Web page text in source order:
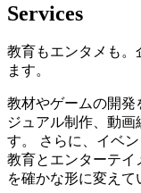
Services
教育もエンタメも。
ます。
教材やゲームの開発
ジュアル制作、動
す。 さらに、イベ
教育とエンターテイ
を確かな形に変えて